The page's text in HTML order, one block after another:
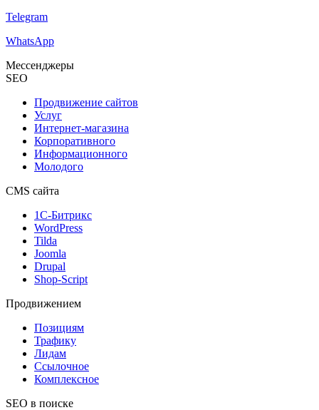
Telegram
WhatsApp
Мессенджеры
SEO
Продвижение сайтов
Услуг
Интернет-магазина
Корпоративного
Информационного
Молодого
CMS сайта
1С-Битрикс
WordPress
Tilda
Joomla
Drupal
Shop-Script
Продвижением
Позициям
Трафику
Лидам
Ссылочное
Комплексное
SEO в поиске